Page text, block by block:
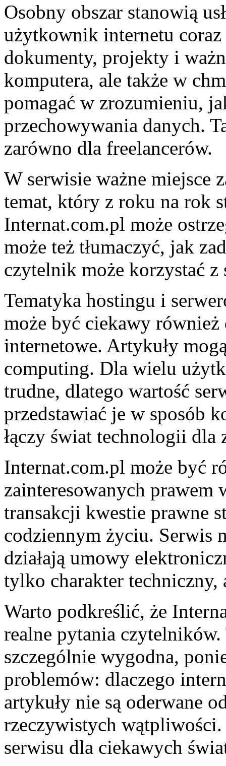
Osobny obszar stanowią
użytkownik internetu
dokumenty, projekty i
komputera, ale także w
pomagać w zrozumieniu,
przechowywania danych.
zarówno dla freelancerów.
W serwisie ważne miejsce
temat, który z roku na rok
Internat.com.pl może
może też tłumaczyć, jak
czytelnik może korzystać z
Tematyka hostingu i
może być ciekawy
internetowe. Artykuły
computing. Dla wielu
trudne, dlatego wartość
przedstawiać je w sposób
łączy świat technologii
Internat.com.pl może być
zainteresowanych
transakcji kwestie prawne
codziennym życiu. Serwis
działają umowy
tylko charakter techniczny,
Warto podkreślić, że
realne pytania
szczególnie wygodna,
problemów: dlaczego
artykuły nie są oderwane
rzeczywistych
serwisu dla ciekawych